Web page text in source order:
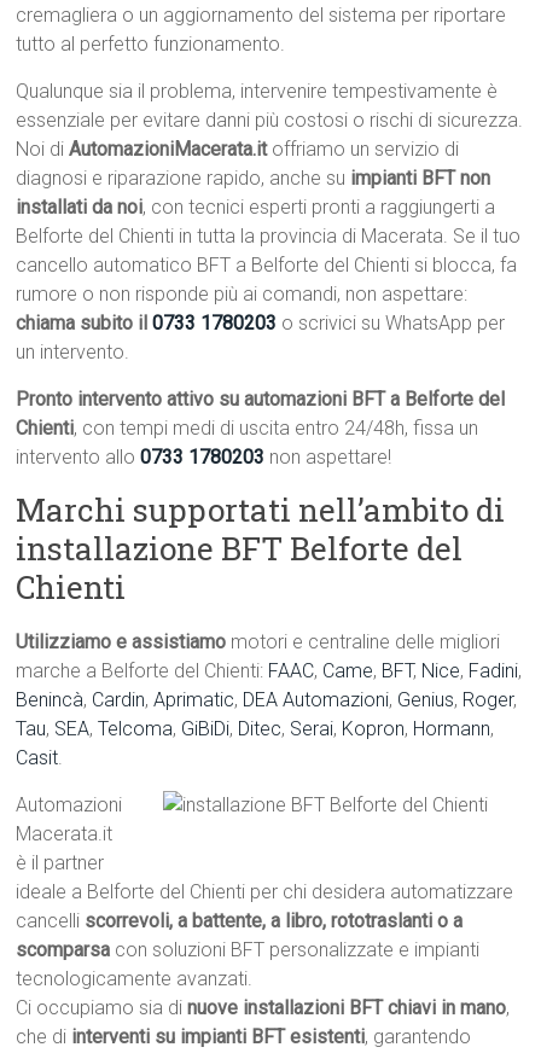
cremagliera o un aggiornamento del sistema per riportare
tutto al perfetto funzionamento.
Qualunque sia il problema, intervenire tempestivamente è
essenziale per evitare danni più costosi o rischi di sicurezza.
Noi diAutomazioniMacerata.itoffriamo un servizio di
diagnosi e riparazione rapido, anche su impianti BFT non
installati da noi, con tecnici esperti pronti a raggiungerti a
Belforte del Chienti in tutta la provincia di Macerata. Se il tuo
cancello automatico BFT a Belforte del Chienti si blocca, fa
rumore o non risponde più ai comandi, non aspettare:
chiama subito il0733 1780203 o scrivici su WhatsApp per
un intervento.
Pronto intervento attivo su automazioni BFT a Belforte del
Chienti, con tempi medi di uscita entro 24/48h, fissa un
intervento allo0733 1780203 non aspettare!
Marchi supportati nell’ambito di
installazione BFT Belforte del
Chienti
Utilizziamo e assistiamo motori e centraline delle migliori
marche a Belforte del Chienti: FAAC, Came, BFT, Nice, Fadini,
Benincà, Cardin,Aprimatic, DEA Automazioni, Genius, Roger,
Tau, SEA,Telcoma, GiBiDi, Ditec, Serai, Kopron, Hormann,
Casit.
Automazioni
Macerata.it
è il partner
ideale a Belforte del Chienti per chi desidera automatizzare
cancelli scorrevoli, a battente, a libro, rototraslanti o a
scomparsa con soluzioni BFT personalizzate e impianti
tecnologicamente avanzati.
Ci occupiamo sia dinuove installazioni BFT chiavi in mano,
che di interventi su impianti BFT esistenti, garantendo